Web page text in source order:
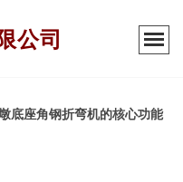
公司
底座角钢折弯机的核心功能